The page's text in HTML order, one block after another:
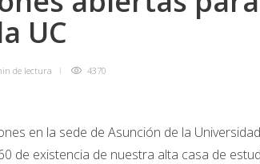
UC
de lectura 4370
en la sede de Asunción de la
de existencia de nuestra alta casa de